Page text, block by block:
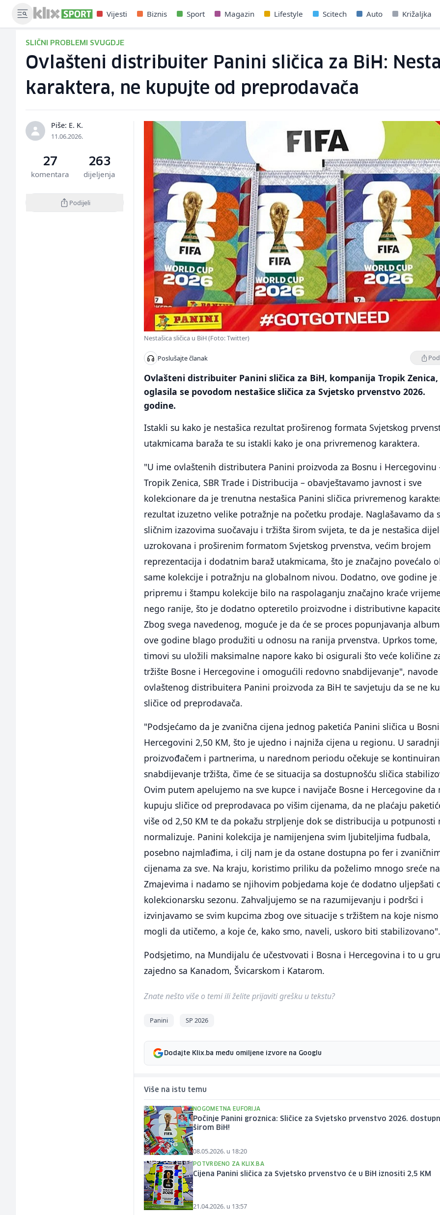
Vijesti Biznis Sport Magazin Lifestyle Scitech Auto Križaljka
SLIČNI PROBLEMI SVUGDJE
Ovlašteni distribuiter Panini sličica za BiH:
karaktera, ne kupujte od preprodavača
Piše: E. K.
11.06.2026.
27
komentara
263
dijeljenja
Podijeli
Nestašica sličica u BiH (Foto: Twitter)
Poslušajte članak
Ovlašteni distribuiter Panini sličica za BiH, kompanija Tropik Zenica,
oglasila se povodom nestašice sličica za Svjetsko prvenstvo 2026.
godine.
Istakli su kako je nestašica rezultat proširenog formata Svjetskog
utakmicama baraža te su istakli kako je ona privremenog karaktera.
"U ime ovlaštenih distributera Panini proizvoda za Bosnu i Hercegovinu
Tropik Zenica, SBR Trade i Distribucija – obavještavamo javnost i sve
kolekcionare da je trenutna nestašica Panini sličica privremenog
rezultat izuzetno velike potražnje na početku prodaje. Naglašavamo da
sličnim izazovima suočavaju i tržišta širom svijeta, te da je nestašica
uzrokovana i proširenim formatom Svjetskog prvenstva, većim brojem
reprezentacija i dodatnim baraž utakmicama, što je značajno povećalo
same kolekcije i potražnju na globalnom nivou. Dodatno, ove godine je
pripremu i štampu kolekcije bilo na raspolaganju značajno kraće vrijeme
nego ranije, što je dodatno opteretilo proizvodne i distributivne
Zbog svega navedenog, moguće je da će se proces popunjavanja
ove godine blago produžiti u odnosu na ranija prvenstva. Uprkos tome,
timovi su uložili maksimalne napore kako bi osigurali što veće količine
tržište Bosne i Hercegovine i omogućili redovno snabdijevanje", navode
ovlaštenog distribuitera Panini proizvoda za BiH te savjetuju da se ne
sličice od preprodavača.
"Podsjećamo da je zvanična cijena jednog paketića Panini sličica u
Hercegovini 2,50 KM, što je ujedno i najniža cijena u regionu. U
proizvođačem i partnerima, u narednom periodu očekuje se
snabdijevanje tržišta, čime će se situacija sa dostupnošću sličica
Ovim putem apelujemo na sve kupce i navijače Bosne i Hercegovine da
kupuju sličice od preprodavaca po višim cijenama, da ne plaćaju
više od 2,50 KM te da pokažu strpljenje dok se distribucija u potpunosti
normalizuje. Panini kolekcija je namijenjena svim ljubiteljima fudbala,
posebno najmlađima, i cilj nam je da ostane dostupna po fer i
cijenama za sve. Na kraju, koristimo priliku da poželimo mnogo sreće
Zmajevima i nadamo se njihovim pobjedama koje će dodatno uljepšati
kolekcionarsku sezonu. Zahvaljujemo se na razumijevanju i podršci i
izvinjavamo se svim kupcima zbog ove situacije s tržištem na koje nismo
mogli da utičemo, a koje će, kako smo, naveli, uskoro biti stabilizovano".
Podsjetimo, na Mundijalu će učestvovati i Bosna i Hercegovina i to u
zajedno sa Kanadom, Švicarskom i Katarom.
Znate nešto više o temi ili želite prijaviti grešku u tekstu?
Panini SP 2026
Dodajte Klix.ba među omiljene izvore na Googlu
Više na istu temu
NOGOMETNA EUFORIJA
Počinje Panini groznica: Sličice za Svjetsko prvenstvo 2026.
širom BiH!
08.05.2026. u 18:20
POTVRĐENO ZA KLIX.BA
Cijena Panini sličica za Svjetsko prvenstvo će u BiH iznositi 2,5 KM
21.04.2026. u 13:57